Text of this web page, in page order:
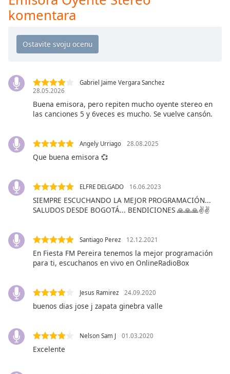
Rate
Chapters
descriptions
selected
settings,
opens
subtitles
dialog
subtitles
selected
Audio
Track
Picture
Fullscreen
komentara
Gabriel Jaime Vergara Sanchez
28.05.2026
Buena emisora, pero repiten mucho oyente stereo en
las canciones 5 y 6veces es mucho. Se vuelve cansón.
Angely Urriago 28.08.2025
Que buena emisora 💞
ELFRE DELGADO 16.06.2023
SIEMPRE ESCUCHANDO LA MEJOR PROGRAMACIÓN...
SALUDOS DESDE BOGOTÁ... BENDICIONES 🙏🙏🙏✌️✌️
Santiago Perez 12.12.2021
En Fiesta FM Pereira tenemos la mejor programación
para ti, escuchanos en vivo en OnlineRadioBox
Jesus Ramirez 24.09.2020
buenos dias jose j zapata ginebra valle
Nelson Sam J 01.03.2020
Excelente